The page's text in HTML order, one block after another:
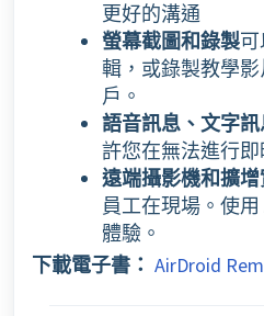
更好的溝通
螢幕截圖和錄製
輯，或錄製教學
戶。
語音訊息、文字
許您在無法進行
遠端攝影機和擴
員工在現場。使
體驗。
下載電子書： AirDroid